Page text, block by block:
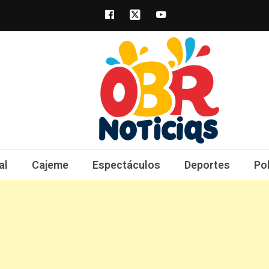
obrnoticias.com
obr noticias noticias, entretenimiento y
Cajeme Espectáculos Deportes